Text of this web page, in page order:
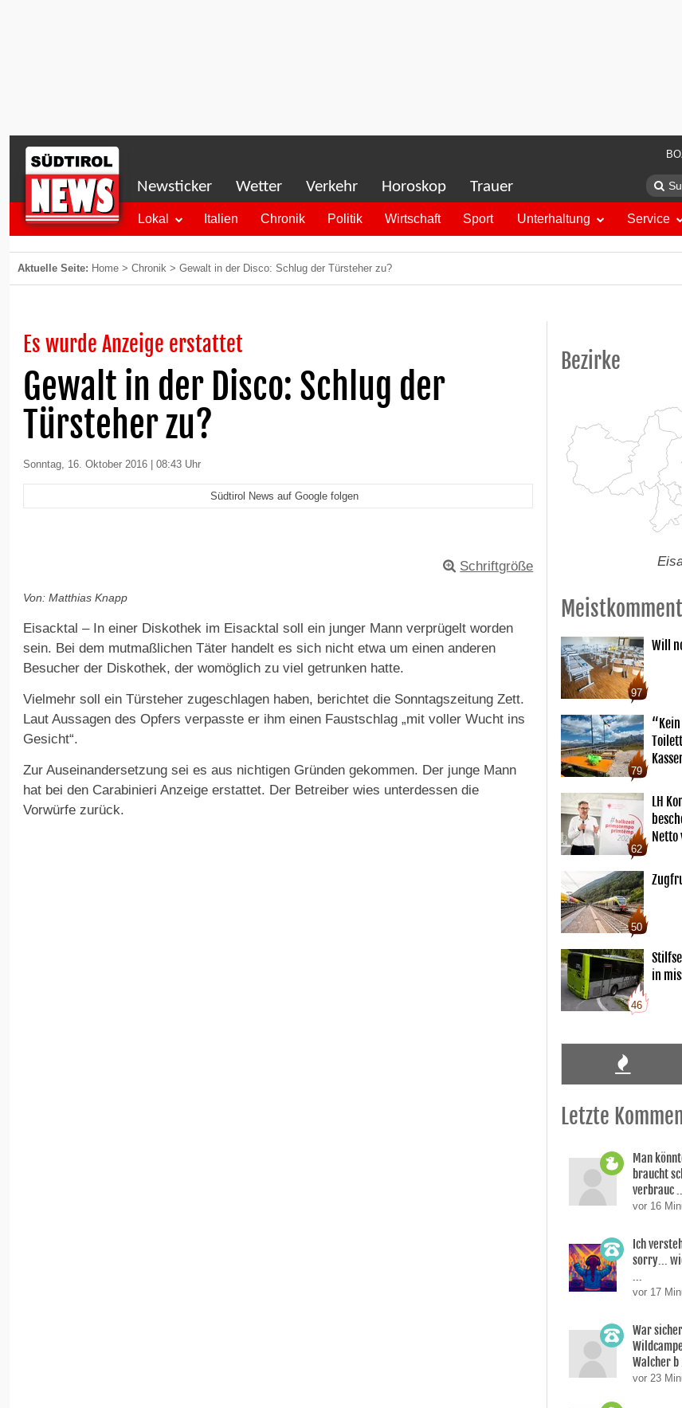
Newsticker Wetter Verkehr Horoskop Trauer
Lokal Italien Chronik Politik Wirtschaft Sport Unterhaltung Service
Aktuelle Seite: Home > Chronik > Gewalt in der Disco: Schlug der Türsteher zu?
Es wurde Anzeige erstattet
Gewalt in der Disco: Schlug der
Türsteher zu?
Sonntag, 16. Oktober 2016 | 08:43 Uhr
Südtirol News auf Google folgen
Schriftgröße
Von: Matthias Knapp
Eisacktal – In einer Diskothek im Eisacktal soll ein junger Mann verprügelt worden
sein. Bei dem mutmaßlichen Täter handelt es sich nicht etwa um einen anderen
Besucher der Diskothek, der womöglich zu viel getrunken hatte.
Vielmehr soll ein Türsteher zugeschlagen haben, berichtet die Sonntagszeitung Zett.
Laut Aussagen des Opfers verpasste er ihm einen Faustschlag „mit voller Wucht ins
Gesicht“.
Zur Auseinandersetzung sei es aus nichtigen Gründen gekommen. Der junge Mann
hat bei den Carabinieri Anzeige erstattet. Der Betreiber wies unterdessen die
Vorwürfe zurück.
Bezirke
97
Will
79
62
LH
50
46
in
Letzte
Man
braucht
verbrauc
vor 16
Ich
sorry...
...
vor 17
War
Walcher b
vor 23